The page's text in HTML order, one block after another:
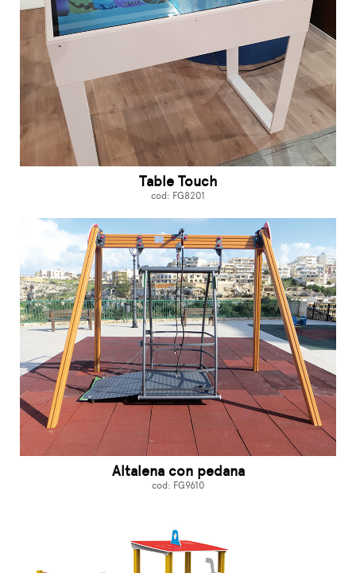
Table Touch
cod: FG8201
Altalena con pedana
cod: FG9610